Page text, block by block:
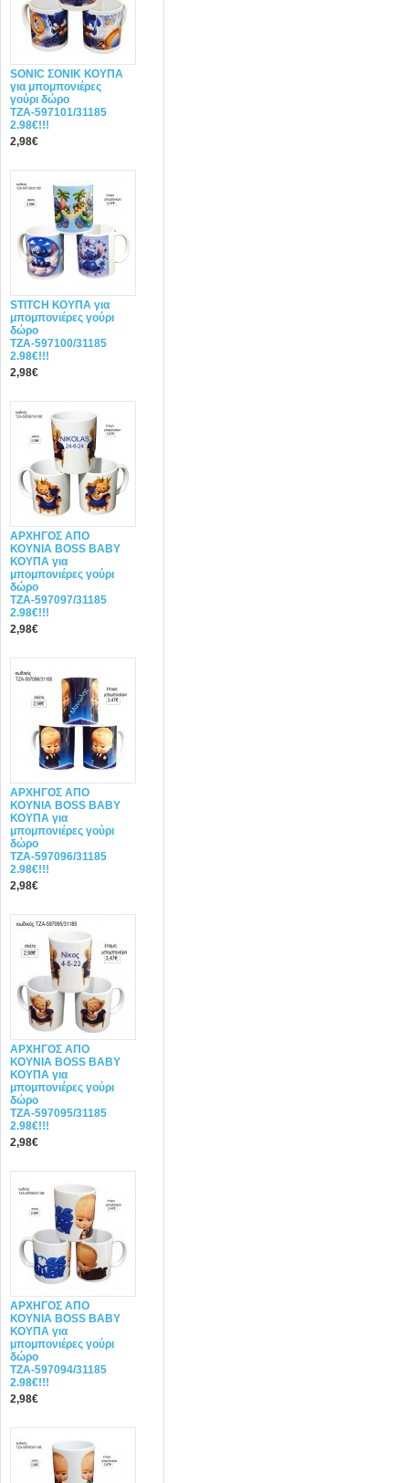
SONIC ΣΟΝΙΚ ΚΟΥΠΑ
για μπομπονιέρες
γούρι δώρο
ΤΖΑ-597101/31185
2.98€!!!
2,98€
STITCH ΚΟΥΠΑ για
μπομπονιέρες γούρι
δώρο
ΤΖΑ-597100/31185
2.98€!!!
2,98€
ΑΡΧΗΓΟΣ ΑΠΟ
ΚΟΥΝΙΑ BOSS BABY
ΚΟΥΠΑ για
μπομπονιέρες γούρι
δώρο
ΤΖΑ-597097/31185
2.98€!!!
2,98€
ΑΡΧΗΓΟΣ ΑΠΟ
ΚΟΥΝΙΑ BOSS BABY
ΚΟΥΠΑ για
μπομπονιέρες γούρι
δώρο
ΤΖΑ-597096/31185
2.98€!!!
2,98€
ΑΡΧΗΓΟΣ ΑΠΟ
ΚΟΥΝΙΑ BOSS BABY
ΚΟΥΠΑ για
μπομπονιέρες γούρι
δώρο
ΤΖΑ-597095/31185
2.98€!!!
2,98€
ΑΡΧΗΓΟΣ ΑΠΟ
ΚΟΥΝΙΑ BOSS BABY
ΚΟΥΠΑ για
μπομπονιέρες γούρι
δώρο
ΤΖΑ-597094/31185
2.98€!!!
2,98€